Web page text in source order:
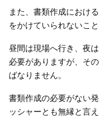
また、書類作成におけ
をかけていられないこ
昼間は現場へ行き、夜
必要がありますが、そ
ばなりません。
書類作成の必要がない
ッシャーとも無縁と言え